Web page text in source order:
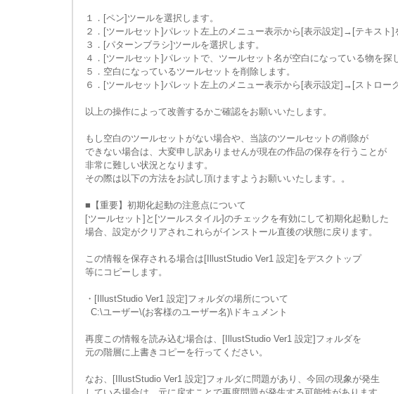
１．[ペン]ツールを選択します。
２．[ツールセット]パレット左上のメニュー表示から[表示設定]→[テキスト]
３．[パターンブラシ]ツールを選択します。
４．[ツールセット]パレットで、ツールセット名が空白になっている物を探
５．空白になっているツールセットを削除します。
６．[ツールセット]パレット左上のメニュー表示から[表示設定]→[ストロー
以上の操作によって改善するかご確認をお願いいたします。
もし空白のツールセットがない場合や、当該のツールセットの削除が
できない場合は、大変申し訳ありませんが現在の作品の保存を行うことが
非常に難しい状況となります。
その際は以下の方法をお試し頂けますようお願いいたします。。
■【重要】初期化起動の注意点について
[ツールセット]と[ツールスタイル]のチェックを有効にして初期化起動した
場合、設定がクリアされこれらがインストール直後の状態に戻ります。
この情報を保存される場合は[IllustStudio Ver1 設定]をデスクトップ
等にコピーします。
・[IllustStudio Ver1 設定]フォルダの場所について
C:\ユーザー\(お客様のユーザー名)\ドキュメント
再度この情報を読み込む場合は、[IllustStudio Ver1 設定]フォルダを
元の階層に上書きコピーを行ってください。
なお、[IllustStudio Ver1 設定]フォルダに問題があり、今回の現象が発生